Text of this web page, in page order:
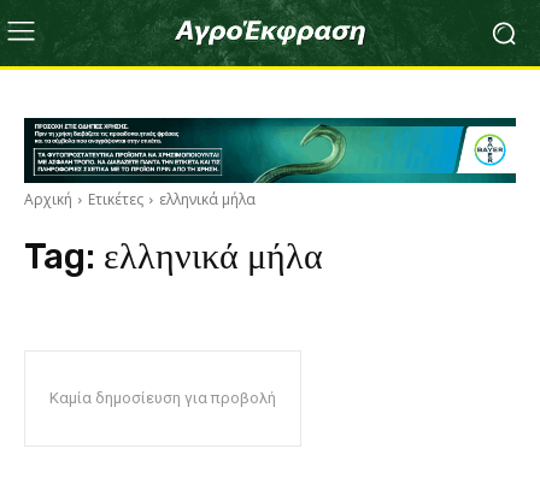
Αρχική Ετικέτες ελληνικά μήλα
Tag: ελληνικά μήλα
Καμία δημοσίευση για προβολή